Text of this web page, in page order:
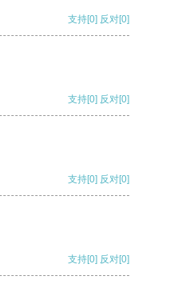
支持[0] 反对[0]
支持[0] 反对[0]
支持[0] 反对[0]
支持[0] 反对[0]